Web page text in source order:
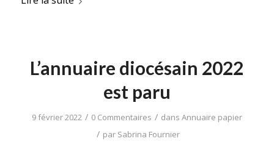
L’annuaire diocésain 2022
est paru
9 février 2022 / 0 Commentaires / dans Annuaire papier
/ par Sabrina Fournier